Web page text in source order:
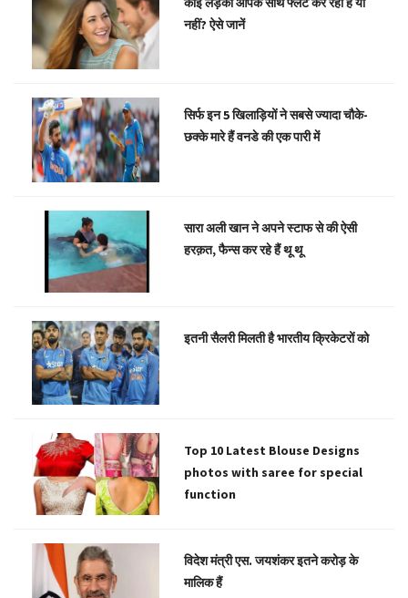
नहीं? ऐसे जानें
सिर्फ इन 5 खिलाड़ियों ने सबसे ज्यादा चौके-
छक्के मारे हैं वनडे की एक पारी में
सारा अली खान ने अपने स्टाफ से की ऐसी
हरक़त, फैन्स कर रहे हैं थू थू
इतनी सैलरी मिलती है भारतीय क्रिकेटरों को
Top 10 Latest Blouse Designs
photos with saree for special
function
विदेश मंत्री एस. जयशंकर इतने करोड़ के
मालिक हैं